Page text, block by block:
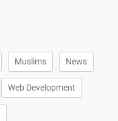
Muslims News
Web Development